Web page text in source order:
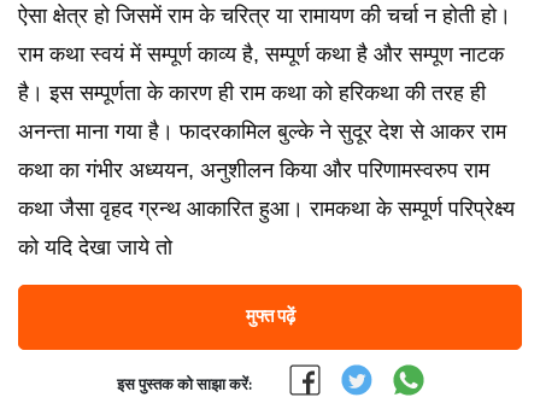
ऐसा क्षेत्र हो जिसमें राम के चरित्र या रामायण की चर्चा न होती हो।
राम कथा स्वयं में सम्पूर्ण काव्य है, सम्पूर्ण कथा है और सम्पूण नाटक
है। इस सम्पूर्णता के कारण ही राम कथा को हरिकथा की तरह ही
अनन्ता माना गया है। फादरकामिल बुल्के ने सुदूर देश से आकर राम
कथा का गंभीर अध्ययन, अनुशीलन किया और परिणामस्वरुप राम
कथा जैसा वृहद ग्रन्थ आकारित हुआ। रामकथा के सम्पूर्ण परिप्रेक्ष्य
को यदि देखा जाये तो
मुफ्त पढ़ें
इस पुस्तक को साझा करें: